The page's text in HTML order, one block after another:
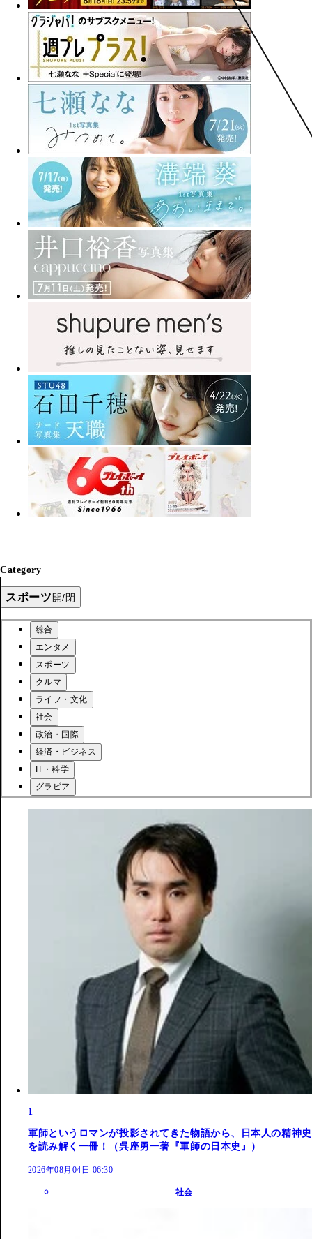
Category
スポーツ開/閉
総合
エンタメ
スポーツ
クルマ
ライフ・文化
社会
政治・国際
経済・ビジネス
IT・科学
グラビア
1
軍師というロマンが投影されてきた物語から、日本人の精神史
を読み解く一冊！（呉座勇一著『軍師の日本史』）
2026年08月04日 06:30
社会